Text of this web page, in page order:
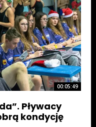
00:05:49
Pływacy
kondycję